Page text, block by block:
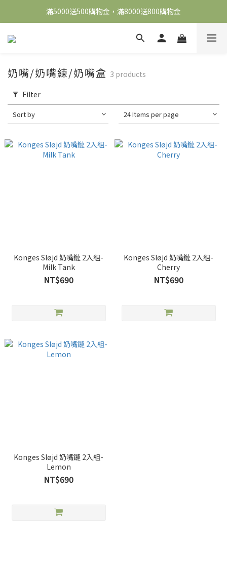
全館滿2000免運
滿5000送500購物金，滿8000送800購物金
全館滿2000免運
奶嘴/奶嘴練/奶嘴盒 3 products
Filter
Sort by 24 Items per page
Konges Sløjd 奶嘴鏈 2入組-
Milk Tank
NT$690
Konges Sløjd 奶嘴鏈 2入組-
Cherry
NT$690
Konges Sløjd 奶嘴鏈 2入組-
Lemon
NT$690